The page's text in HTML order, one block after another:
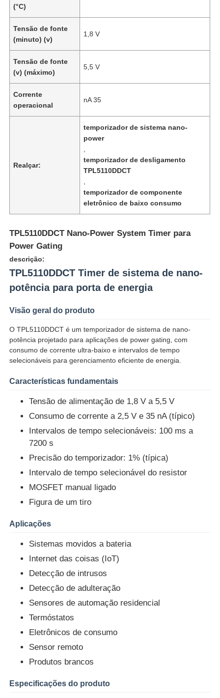
Produtos
Vídeos
Controle de Qualidade
Contacte-nos
Casos
FPGA Field Programmable Gate Array
Unidade do microcontrolador de MCU
(°C)
Tensão de fonte
(minuto) (v)
1,8 V
Tensão de fonte
(v) (máximo)
5,5 V
Corrente
operacional
nA 35
Realçar:
temporizador de sistema nano-
power
temporizador de desligamento
TPL5110DDCT
temporizador de componente
eletrônico de baixo consumo
TPL5110DDCT Nano-Power System Timer para
Power Gating
descrição:
TPL5110DDCT Timer de sistema de nano-
potência para porta de energia
Visão geral do produto
O TPL5110DDCT é um temporizador de sistema de nano-
potência projetado para aplicações de power gating, com
consumo de corrente ultra-baixo e intervalos de tempo
selecionáveis para gerenciamento eficiente de energia.
Características fundamentais
Tensão de alimentação de 1,8 V a 5,5 V
Consumo de corrente a 2,5 V e 35 nA (típico)
Intervalos de tempo selecionáveis: 100 ms a
7200 s
Precisão do temporizador: 1% (típica)
Intervalo de tempo selecionável do resistor
MOSFET manual ligado
Figura de um tiro
Aplicações
Sistemas movidos a bateria
Internet das coisas (IoT)
Detecção de intrusos
Detecção de adulteração
Sensores de automação residencial
Termóstatos
Eletrônicos de consumo
Sensor remoto
Produtos brancos
Especificações do produto